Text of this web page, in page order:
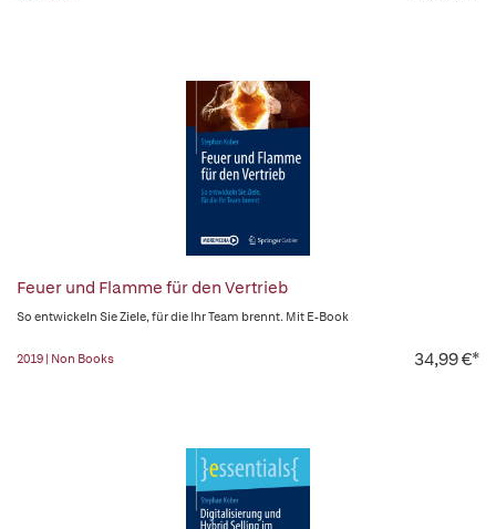
Feuer und Flamme für den Vertrieb
So entwickeln Sie Ziele, für die Ihr Team brennt. Mit E-Book
2019 | Non Books 34,99 €*